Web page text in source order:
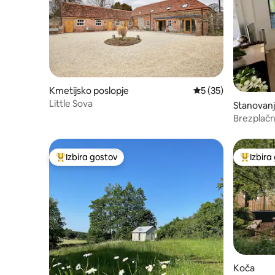
Kmetijsko poslopje Povprečna ocena:
5 (35)
Little Sova
Najbolj priljubljena prenočišča z značko »Izbira gostov«
Izbira gostov Najbolj
Izbira
Koča